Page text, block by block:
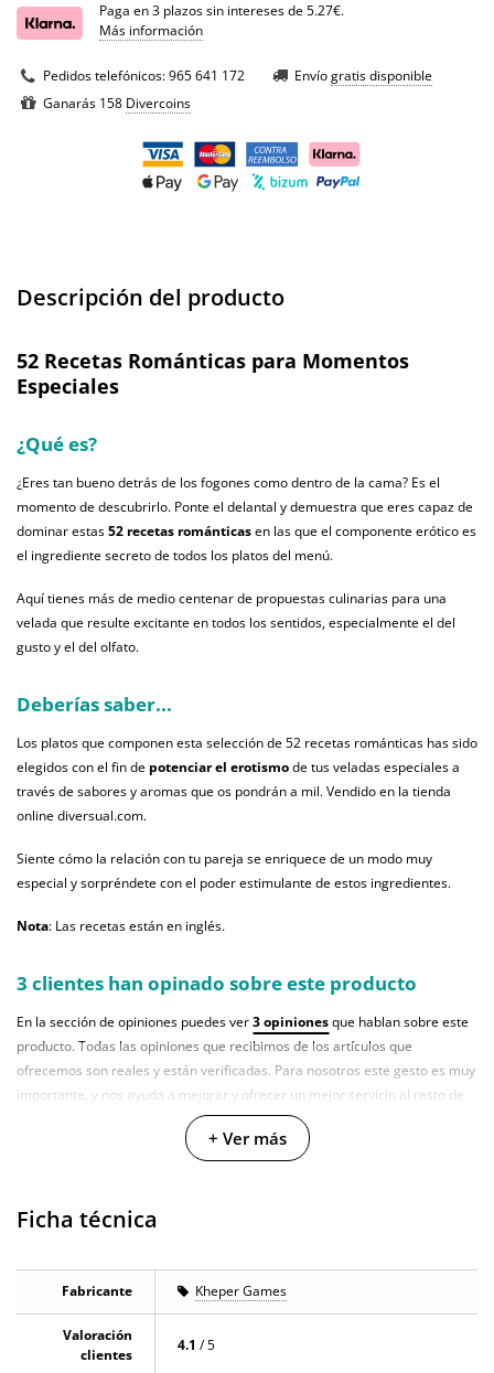
Paga en 3 plazos sin intereses de 5.27€.
Más información
Pedidos telefónicos:965 641 172 Envíogratis disponible
Ganarás 158 Divercoins
Descripción del producto
52 Recetas Románticas para Momentos
Especiales
¿Qué es?
¿Eres tan bueno detrás de los fogones como dentro de la cama? Es el
momento de descubrirlo. Ponte el delantal y demuestra que eres capaz de
dominar estas52 recetas románticasen las que el componente erótico es
el ingrediente secreto de todos los platos del menú.
Aquí tienes más de medio centenar de propuestas culinarias para una
velada que resulte excitante en todos los sentidos, especialmente el del
gusto y el del olfato.
Deberías saber...
Los platos que componen esta selección de 52 recetas románticas has sido
elegidos con el fin de potenciar el erotismode tus veladas especiales a
través de sabores y aromas que os pondrán a mil. Vendido en la tienda
online diversual.com.
Siente cómo la relación con tu pareja se enriquece de un modo muy
especial y sorpréndete con el poder estimulante de estos ingredientes.
Nota: Las recetas están en inglés.
3 clientes han opinado sobre este producto
En la sección de opiniones puedes ver3 opinionesque hablan sobre este
producto. Todas las opiniones que recibimos de los artículos que
ofrecemos son reales y están verificadas. Para nosotros este gesto es muy
importante, y nos ayuda a mejorar y ofrecer un mejor servicio al resto de
+ Ver más
Ficha técnica
Fabricante Kheper Games
Valoración
clientes
4.1 / 5